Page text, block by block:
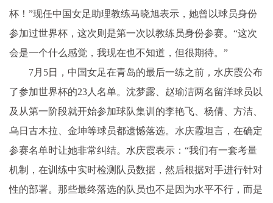
杯！”现任中国女足助理教练马晓旭表示，她曾以球员身份
参加过世界杯，这次则是第一次以教练员身份参赛。“这次
会是一个什么感觉，我现在也不知道，但很期待。”
7月5日，中国女足在青岛的最后一练之前，水庆霞公布
了参加世界杯的23人名单。沈梦露、赵瑜洁两名留洋球员以
及从第一阶段就开始参加球队集训的李艳飞、杨倩、方洁、
乌日古木拉、金坤等球员都遗憾落选。水庆霞坦言，在确定
参赛名单时让她非常纠结。水庆霞表示：“我们有一套考量
机制，在训练中实时检测队员数据，然后根据对手进行针对
性的部署。那些最终落选的队员也不是因为水平不行，而是